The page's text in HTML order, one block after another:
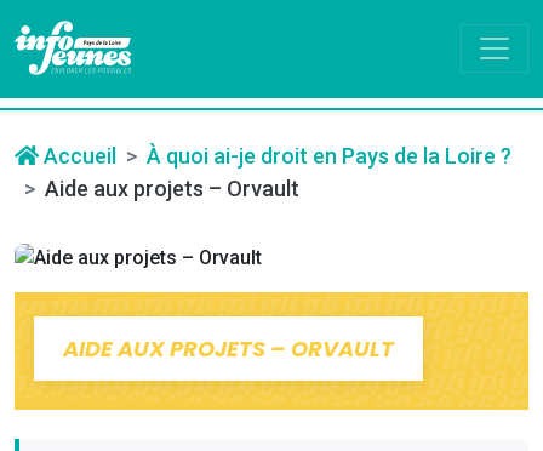
Accueil
À quoi ai-je droit en Pays de la Loire ?
Aide aux projets – Orvault
AIDE AUX PROJETS – ORVAULT